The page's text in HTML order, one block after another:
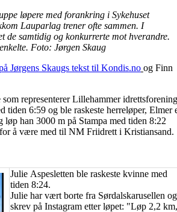
løpere med forankring i Sykehuset
Lauparlag trener ofte sammen. I
de samtidig og konkurrerte mot hverandre.
Foto: Jørgen Skaug
Jørgens Skaugs tekst til Kondis.no og Finn
representerer Lillehammer idrettsforening
tiden 6:59 og ble raskeste herreløper, Elmer
han 3000 m på Stampa med tiden 8:22
å være med til NM Friidrett i Kristiansand.
Julie Aspesletten ble raskeste kvinne med
tiden 8:24.
Julie har vært borte fra Sørdalskarusellen og
skrev på Instagram etter løpet: "Løp 2,2 km,